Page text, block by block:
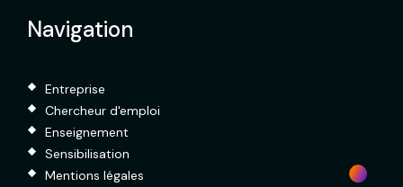
Navigation
Entreprise
Chercheur d'emploi
Enseignement
Sensibilisation
Mentions légales